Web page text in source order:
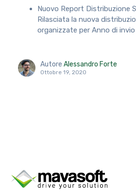
Nuovo Report Distribuzione
Rilasciata la nuova
organizzate per Anno di invio
Autore Alessandro Forte
Ottobre 19, 2020